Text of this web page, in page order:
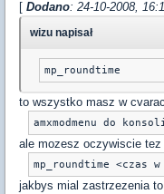
[ Dodano: 24-10-2008,
wizu napisał
mp_roundtime
to wszystko masz w
amxmodmenu do konsoli
ale mozesz oczywiscie tez
mp_roundtime <czas
jakbys mial zastrzezenia